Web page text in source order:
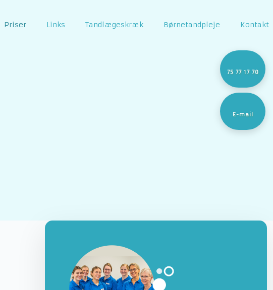
75 77 17 70
E-mail
Priser Links Tandlægeskræk Børnetandpleje Kontakt